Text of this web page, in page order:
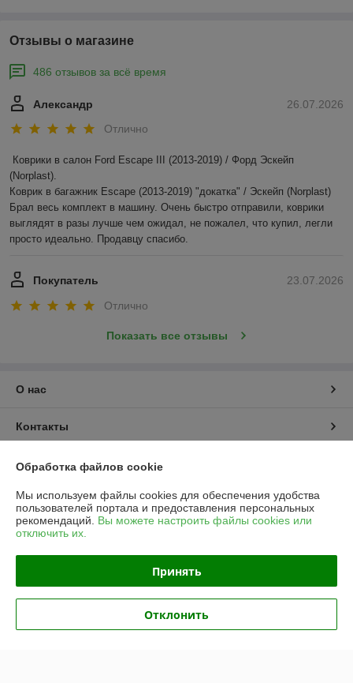
Отзывы о магазине
486 отзывов за всё время
26.07.2026
Александр
Отлично
Коврики в салон Ford Escape III (2013-2019) / Форд Эскейп
(Norplast).
Коврик в багажник Escape (2013-2019) "докатка" / Эскейп (Norplast)
Брал весь комплект в машину. Очень быстро отправили, коврики
выглядят в разы лучше чем ожидал, не пожалел, что купил, легли
просто идеально. Продавцу спасибо.
23.07.2026
Покупатель
Отлично
Показать все отзывы
О нас
Контакты
Доставка и оплата
График работы
Полная версия сайта
Политика обработки cookies
Сайт создан на платформе Deal.by
Обработка файлов cookie
Мы используем файлы cookies для обеспечения удобства
пользователей портала и предоставления персональных
рекомендаций. Вы можете настроить файлы cookies или
отключить их.
Принять
Отклонить